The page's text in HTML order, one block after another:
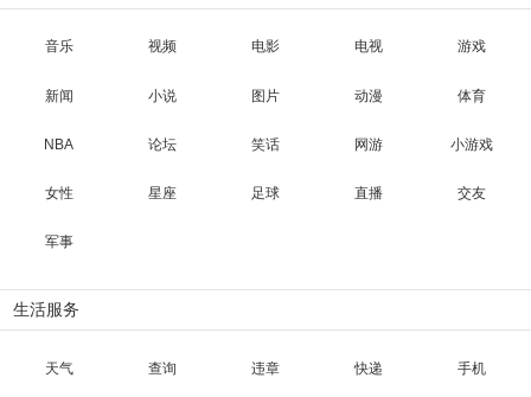
音乐 视频 电影 电视 游戏
新闻 小说 图片 动漫 体育
NBA 论坛 笑话 网游 小游戏
女性 星座 足球 直播 交友
军事
生活服务
天气 查询 违章 快递 手机